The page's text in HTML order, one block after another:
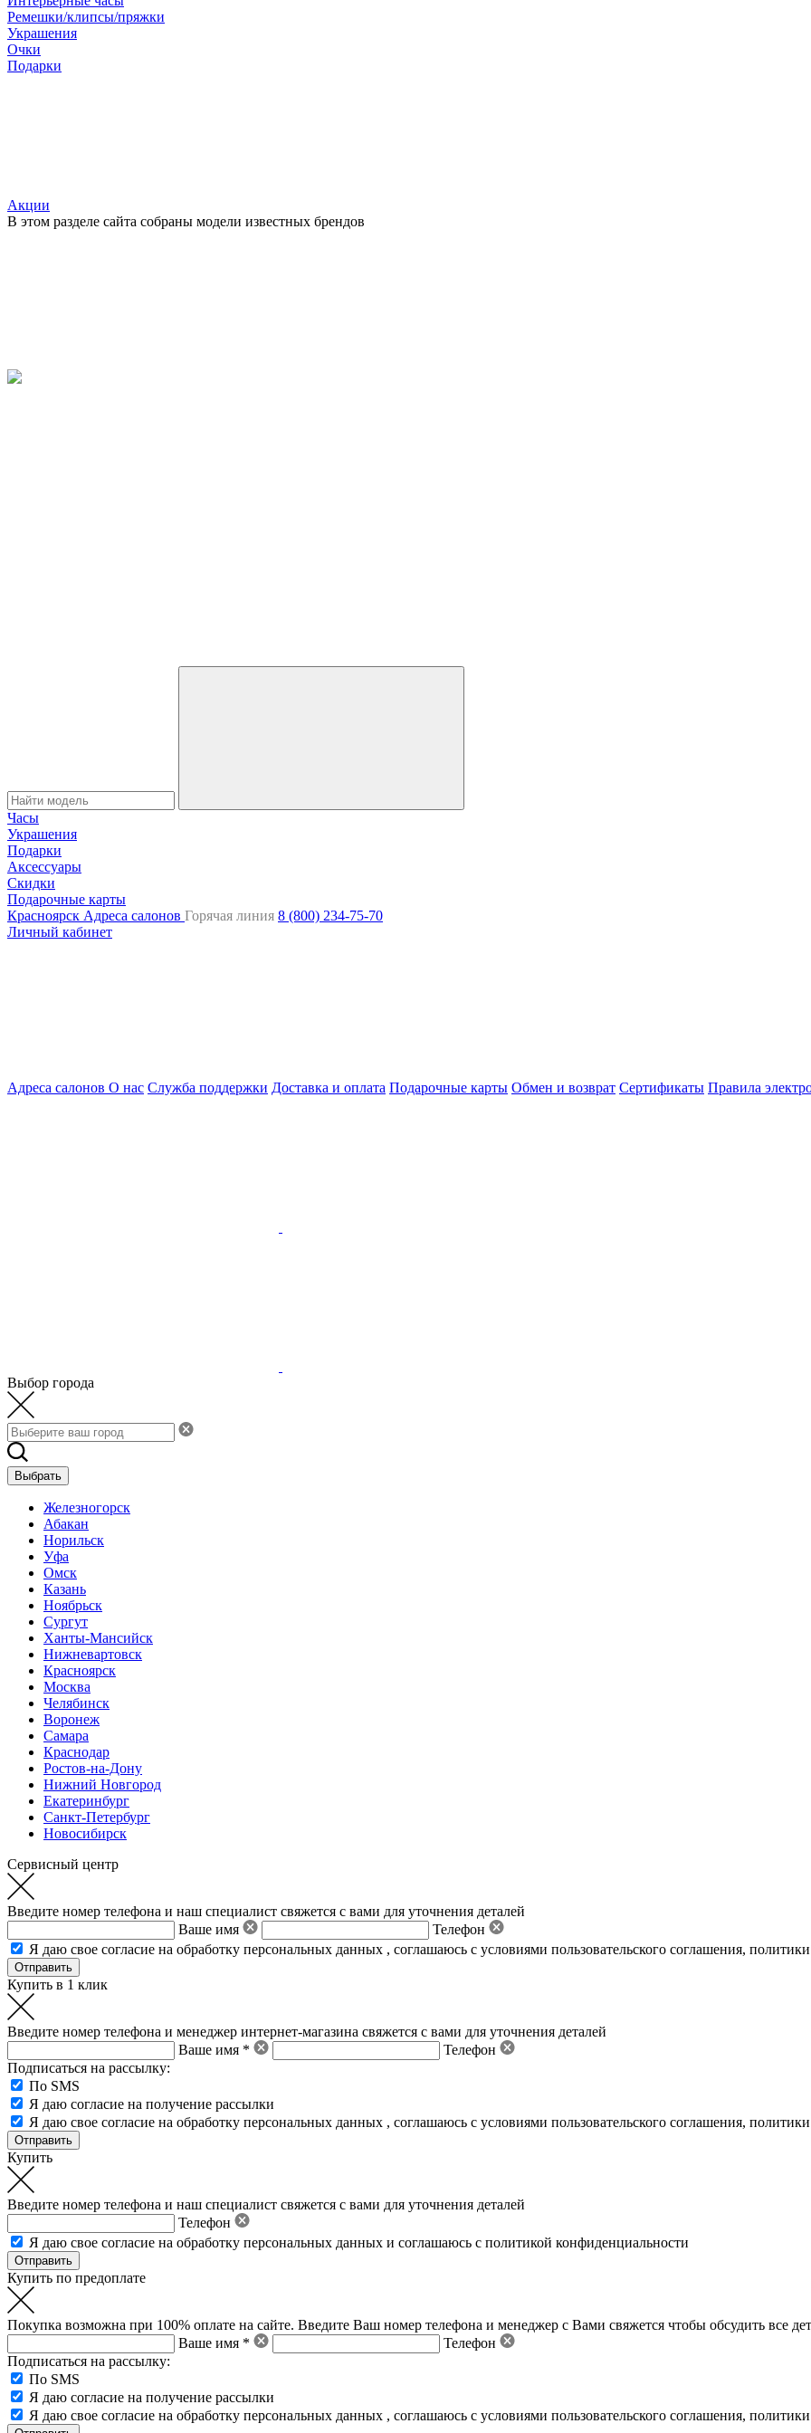
Ремешки/клипсы/пряжки
Украшения
Очки
Подарки
Акции
В этом разделе сайта собраны модели известных брендов
Часы
Украшения
Подарки
Аксессуары
Скидки
Подарочные карты
Красноярск Адреса салонов Горячая линия 8 (800) 234-75-70
Личный кабинет
Адреса салонов О нас Служба поддержки Доставка и оплата Подарочные карты Обмен и возврат Сертификаты Правила
Выбор города
Выбрать
Железногорск
Абакан
Норильск
Уфа
Омск
Казань
Ноябрьск
Сургут
Ханты-Мансийск
Нижневартовск
Красноярск
Москва
Челябинск
Воронеж
Самара
Краснодар
Ростов-на-Дону
Нижний Новгород
Екатеринбург
Санкт-Петербург
Новосибирск
Сервисный центр
Введите номер телефона и наш специалист свяжется с вами для уточнения деталей
Ваше имя
Телефон
Я даю свое согласие на обработку персональных данных , соглашаюсь с условиями пользовательского соглашения,
Купить в 1 клик
Введите номер телефона и менеджер интернет-магазина свяжется с вами для уточнения деталей
Ваше имя *
Телефон
Подписаться на рассылку:
По SMS
Я даю согласие на получение рассылки
Я даю свое согласие на обработку персональных данных , соглашаюсь с условиями пользовательского соглашения,
Купить
Введите номер телефона и наш специалист свяжется с вами для уточнения деталей
Телефон
Я даю свое согласие на обработку персональных данных и соглашаюсь с политикой конфиденциальности
Купить по предоплате
Покупка возможна при 100% оплате на сайте. Введите Ваш номер телефона и менеджер с Вами свяжется чтобы обсудить все
Ваше имя *
Телефон
Подписаться на рассылку:
По SMS
Я даю согласие на получение рассылки
Я даю свое согласие на обработку персональных данных , соглашаюсь с условиями пользовательского соглашения,